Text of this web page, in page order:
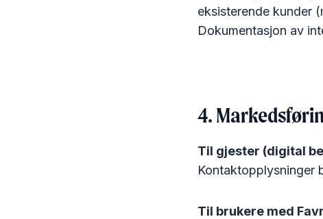
eksisterende kunder
Dokumentasjon av
4.
Til gjester (digital
Kontaktopplysninger
Til brukere med